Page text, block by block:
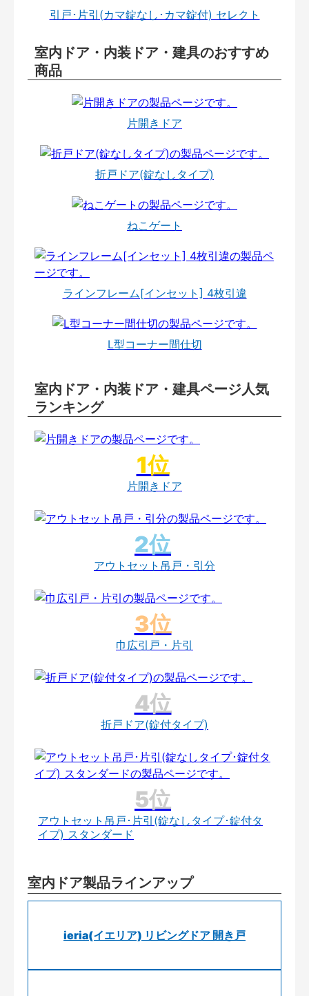
引戸･片引(カマ錠なし･カマ錠付) セレクト
室内ドア・内装ドア・建具のおすすめ
商品
片開きドア
折戸ドア(錠なしタイプ)
ねこゲート
ラインフレーム[インセット] 4枚引違
L型コーナー間仕切
室内ドア・内装ドア・建具ページ人気
ランキング
片開きドア
アウトセット吊戸・引分
巾広引戸・片引
折戸ドア(錠付タイプ)
アウトセット吊戸･片引(錠なしタイプ･錠付タ
イプ) スタンダード
室内ドア製品ラインアップ
ieria(イエリア) リビングドア 開き戸